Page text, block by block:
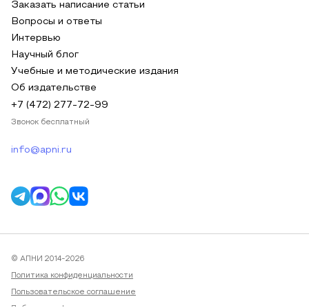
Заказать написание статьи
Вопросы и ответы
Интервью
Научный блог
Учебные и методические издания
Об издательстве
+7 (472) 277-72-99
Звонок бесплатный
info@apni.ru
© АПНИ 2014-2026
Политика конфиденциальности
Пользовательское соглашение